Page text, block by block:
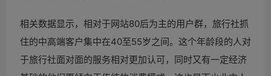
相关数据显示，相对于网站80后为主的用户群，旅行社抓
住的中高端客户集中在40至55岁之间。这个年龄段的人对
于旅行社面对面的服务相对更加认可，同时又有一定经济